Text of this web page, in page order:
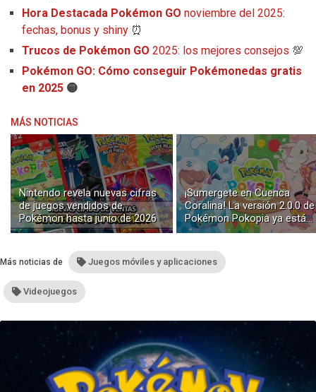
Hora Destacada Pokémon GO noviembre del 2025:
fechas, bonus y shiny ⏰
Trucos de Pokémon GO 2025: los mejores consejos 💯
Pokémon GO: Cómo conseguir Pokémonedas gratis
en 2025 🟡
MÁS NOTICIAS
Nintendo revela nuevas cifras
de juegos vendidos de
Pokémon hasta junio de 2026
¡Sumergete en Cuenca
Coralina! La versión 2.0.0 de
Pokémon Pokopia ya está
disponible con buceo y
Más noticias de Juegos móviles y aplicaciones
Videojuegos